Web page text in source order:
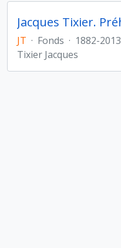
JT · Fonds · 1882-2013
Tixier Jacques